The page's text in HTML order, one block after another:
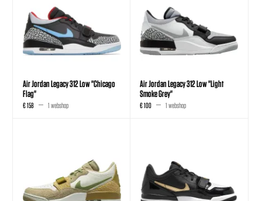
Air Jordan Legacy 312 Low "Chicago
Flag"
€ 158 1 webshop
Air Jordan Legacy 312 Low "Light
Smoke Grey"
€ 100 1 webshop